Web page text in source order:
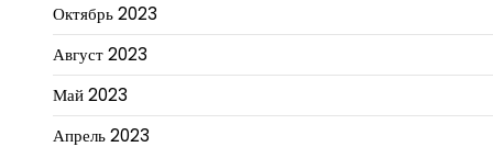
Октябрь 2023
Август 2023
Май 2023
Апрель 2023